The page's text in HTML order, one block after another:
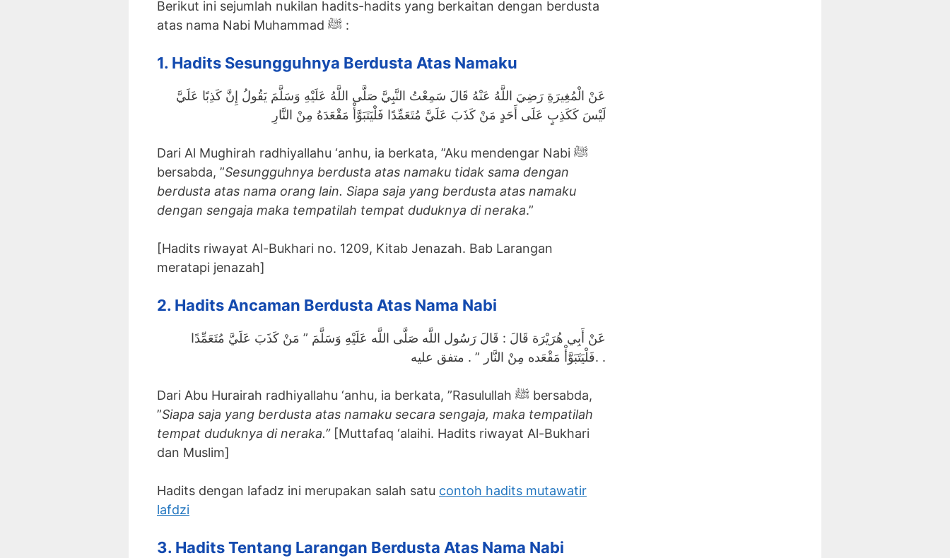
Berikut ini sejumlah nukilan hadits-hadits yang berkaitan dengan berdusta
atas nama Nabi Muhammad ﷺ :
1. Hadits Sesungguhnya Berdusta Atas Namaku
عَنْ الْمُغِيرَةِ رَضِيَ اللَّهُ عَنْهُ قَالَ سَمِعْتُ النَّبِيَّ صَلَّى اللَّهُ عَلَيْهِ وَسَلَّمَ يَقُولُ إِنَّ كَذِبًا عَلَيَّ
لَيْسَ كَكَذِبٍ عَلَى أَحَدٍ مَنْ كَذَبَ عَلَيَّ مُتَعَمِّدًا فَلْيَتَبَوَّأْ مَقْعَدَهُ مِنْ النَّارِ
Dari Al Mughirah radhiyallahu ‘anhu, ia berkata, ”Aku mendengar Nabi ﷺ
bersabda, ”Sesungguhnya berdusta atas namaku tidak sama dengan
berdusta atas nama orang lain. Siapa saja yang berdusta atas namaku
dengan sengaja maka tempatilah tempat duduknya di neraka.”
[Hadits riwayat Al-Bukhari no. 1209, Kitab Jenazah. Bab Larangan
meratapi jenazah]
2. Hadits Ancaman Berdusta Atas Nama Nabi
فَلْيَتَبَوَّأْ مَقْعَده مِنْ النَّار ” . متفق عليه. .
Dari Abu Hurairah radhiyallahu ‘anhu, ia berkata, ”Rasulullah ﷺ bersabda,
”Siapa saja yang berdusta atas namaku secara sengaja, maka tempatilah
tempat duduknya di neraka.”[Muttafaq ‘alaihi. Hadits riwayat Al-Bukhari
dan Muslim]
Hadits dengan lafadz ini merupakan salah satu contoh hadits mutawatir
lafdzi
3. Hadits Tentang Larangan Berdusta Atas Nama Nabi